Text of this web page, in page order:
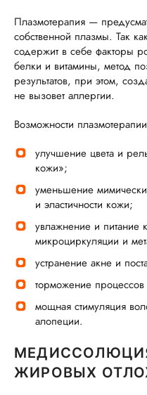
Плазмотерапия —
собственной плазмы. Так
содержит в себе факторы
белки и витамины, метод
результатов, при этом,
не вызовет аллергии.
Возможности
улучшение цвета и
кожи»;
уменьшение
и эластичности кожи;
увлажнение и питание
микроциркуляции и
устранение акне и
торможение
мощная стимуляция
алопеции.
ЖИРОВЫХ